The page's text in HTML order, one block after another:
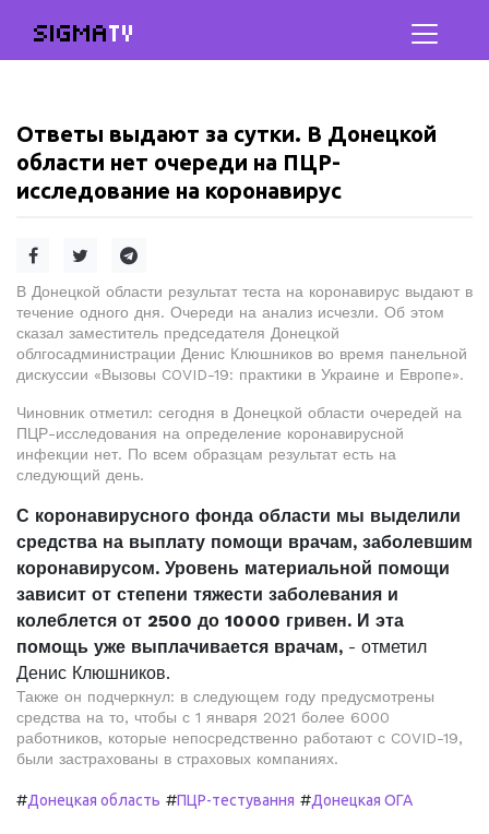
SIGMATV
Ответы выдают за сутки. В Донецкой
области нет очереди на ПЦР-
исследование на коронавирус
В Донецкой области результат теста на коронавирус выдают в
течение одного дня. Очереди на анализ исчезли. Об этом
сказал заместитель председателя Донецкой
облгосадминистрации Денис Клюшников во время панельной
дискуссии «Вызовы COVID-19: практики в Украине и Европе».
Чиновник отметил: сегодня в Донецкой области очередей на
ПЦР-исследования на определение коронавирусной
инфекции нет. По всем образцам результат есть на
следующий день.
С коронавирусного фонда области мы выделили
средства на выплату помощи врачам, заболевшим
коронавирусом. Уровень материальной помощи
зависит от степени тяжести заболевания и
колеблется от 2500 до 10000 гривен. И эта
помощь уже выплачивается врачам, - отметил
Денис Клюшников.
Также он подчеркнул: в следующем году предусмотрены
средства на то, чтобы с 1 января 2021 более 6000
работников, которые непосредственно работают с COVID-19,
были застрахованы в страховых компаниях.
#Донецкая область #ПЦР-тестування #Донецкая ОГА